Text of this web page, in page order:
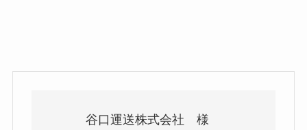
谷口運送株式会社 様